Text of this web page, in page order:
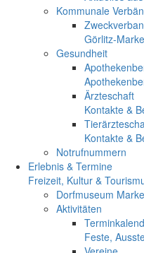
Kommunale
Görlitz-
Gesundheit
Ärzteschaft
Kontakte &
Kontakte &
Notrufnummern
Erlebnis & Termine
Freizeit, Kultur &
Dorfmuseum
Aktivitäten
Feste,